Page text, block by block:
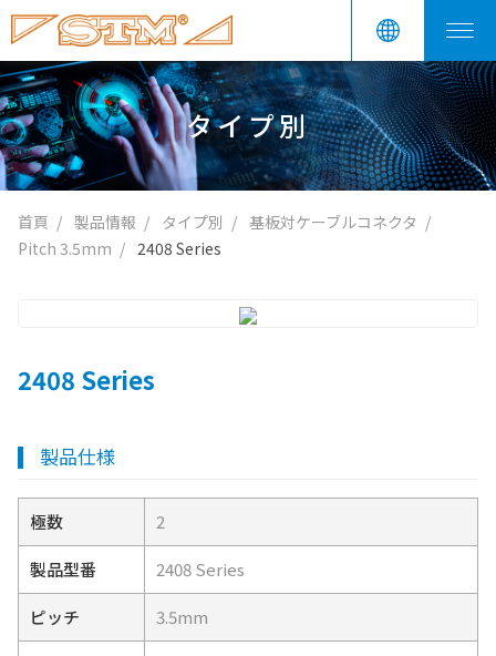
タイプ別
首頁 製品情報 タイプ別
基板対ケーブルコネクタ
Pitch 3.5mm
2408 Series
2408 Series
製品仕様
極数 2
製品型番 2408 Series
ピッチ 3.5mm